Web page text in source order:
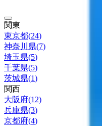
関東
東京都(24)
神奈川県(7)
埼玉県(5)
千葉県(5)
茨城県(1)
関西
大阪府(12)
兵庫県(3)
京都府(4)